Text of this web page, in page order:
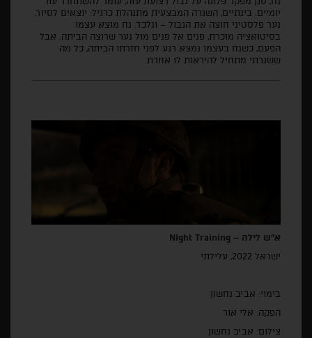
יומיים. בינתיים, השגרה המבצעית מתנהלת כרגיל: יוצאים לסיור,
נער פלסטיני חוצה את הגבול – ונלכד. נח מוצא עצמו
בסיטואציה מוכרת, פנים אל פנים מול נער שרוצה הביתה. אבל
הפעם, כשנח בעצמו נמצא רגע לפני חזרתו הביתה, כל מה
ששגרתי מתחיל להיראות לו אחרת.
א"ש לילה – Night Training
ישראל 2022, עלילתי
בימוי: אביב נחשון
הפקה: אלי אור
צילום: אביב נחשון